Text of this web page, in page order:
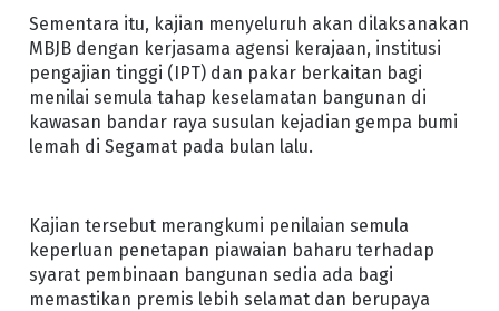
Sementara itu, kajian menyeluruh akan dilaksanakan
MBJB dengan kerjasama agensi kerajaan, institusi
pengajian tinggi (IPT) dan pakar berkaitan bagi
menilai semula tahap keselamatan bangunan di
kawasan bandar raya susulan kejadian gempa bumi
lemah di Segamat pada bulan lalu.
Kajian tersebut merangkumi penilaian semula
keperluan penetapan piawaian baharu terhadap
syarat pembinaan bangunan sedia ada bagi
memastikan premis lebih selamat dan berupaya